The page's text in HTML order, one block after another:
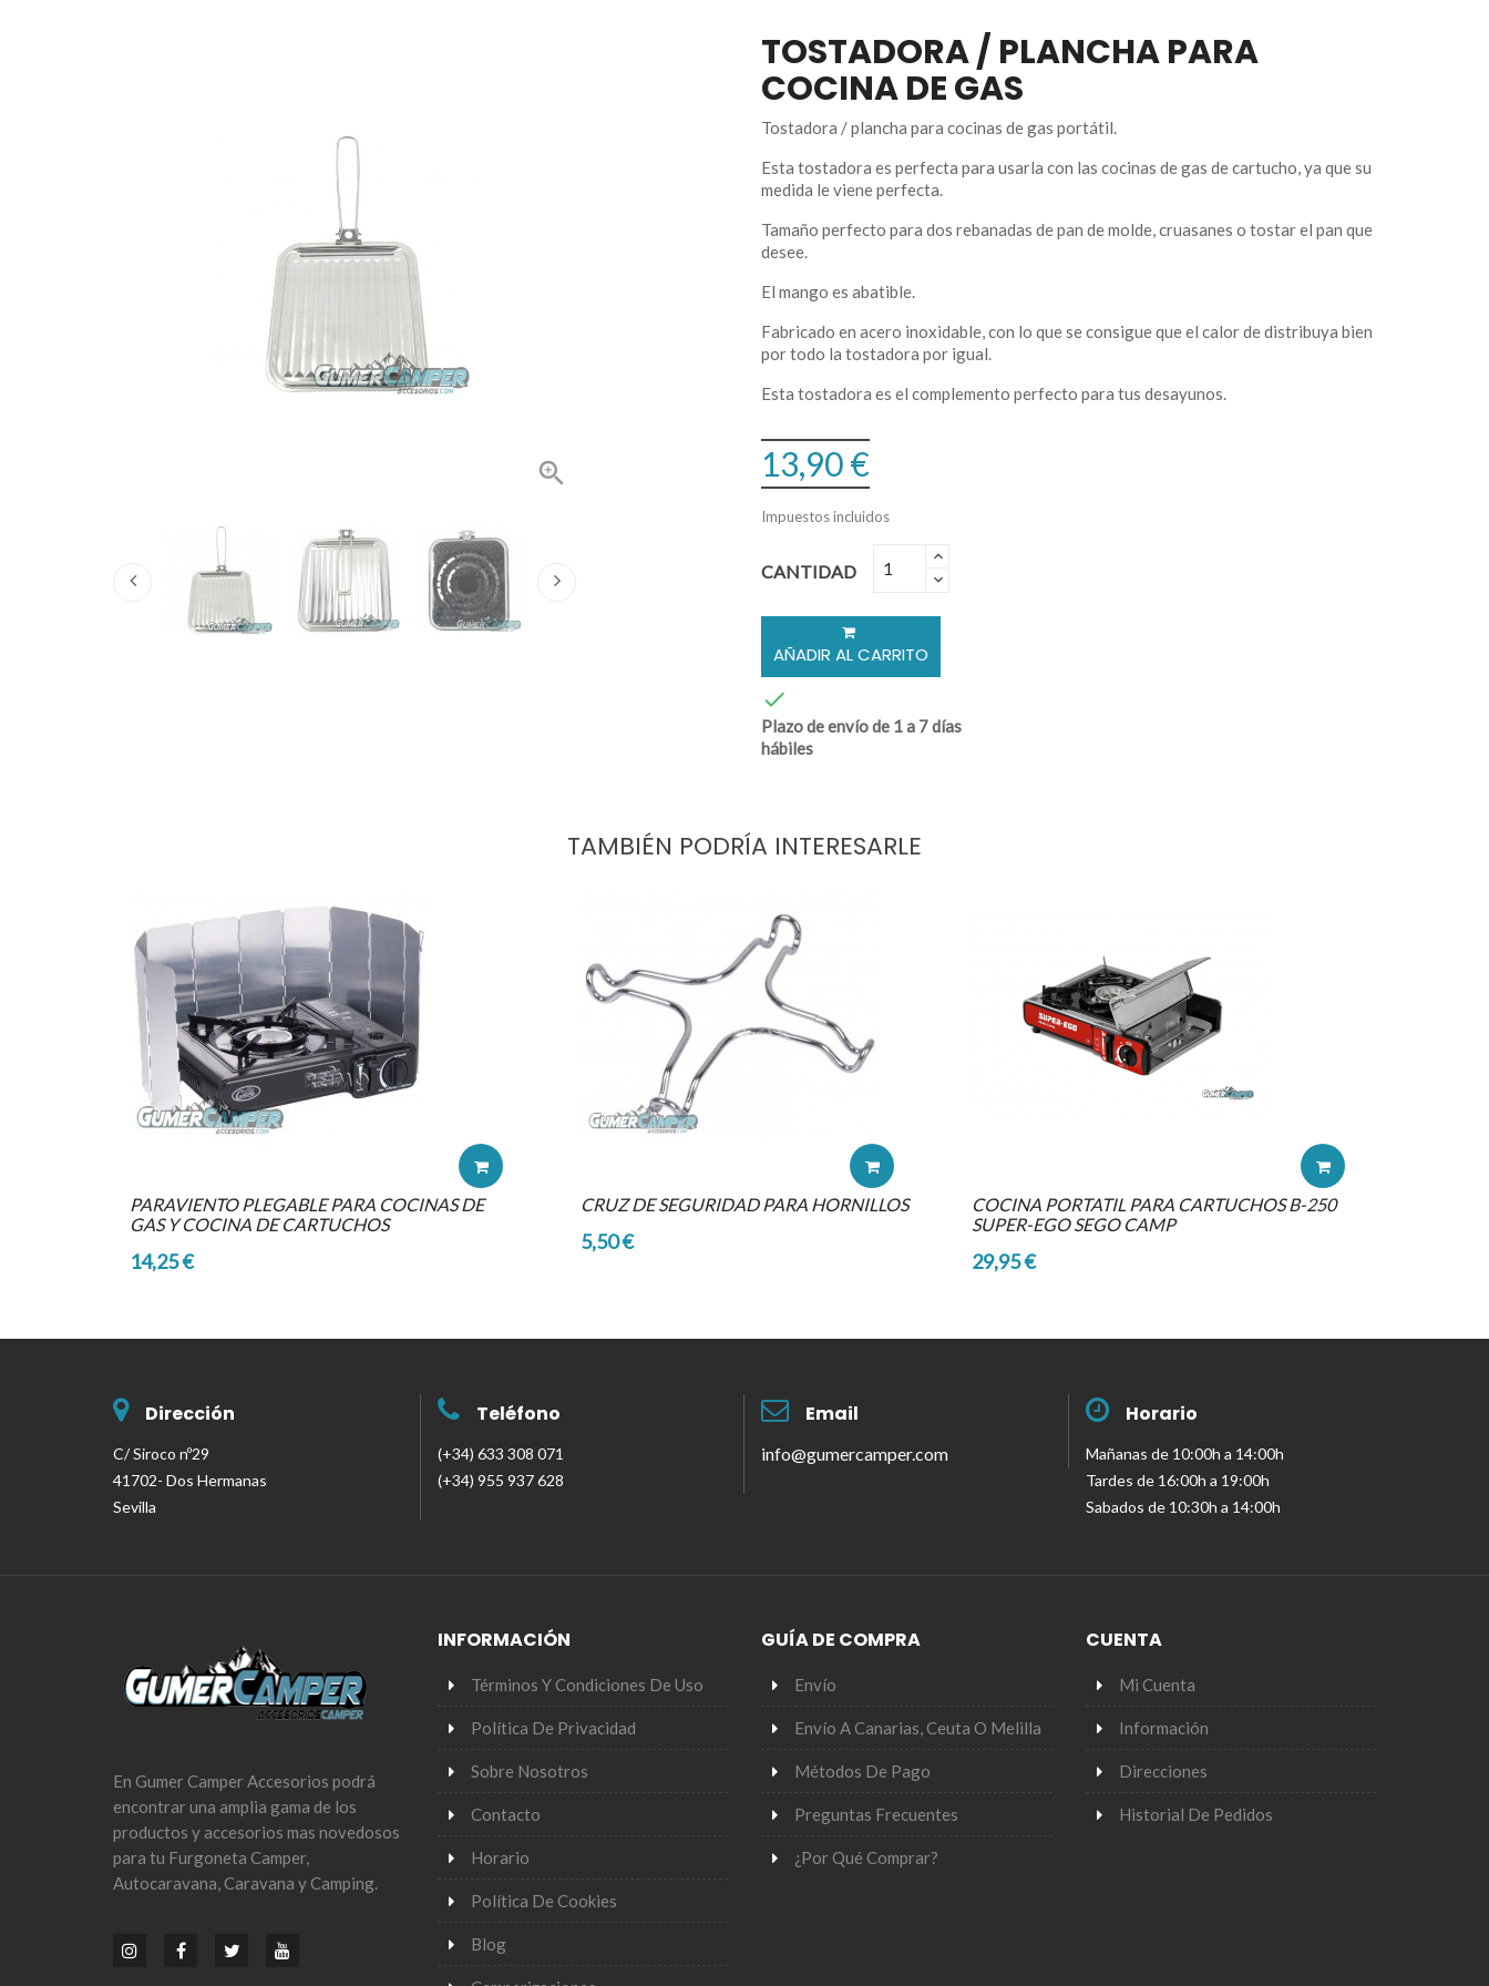

TOSTADORA / PLANCHA PARA
COCINA DE GAS
Tostadora / plancha para cocinas de gas portátil.
Esta tostadora es perfecta para usarla con las cocinas de gas de cartucho, ya que su
medida le viene perfecta.
Tamaño perfecto para dos rebanadas de pan de molde, cruasanes o tostar el pan que
desee.
El mango es abatible.
Fabricado en acero inoxidable, con lo que se consigue que el calor de distribuya bien
por todo la tostadora por igual.
Esta tostadora es el complemento perfecto para tus desayunos.
13,90 €
Impuestos incluidos
CANTIDAD
AÑADIR AL CARRITO

Plazo de envío de 1 a 7 días
hábiles
TAMBIÉN PODRÍA INTERESARLE
PARAVIENTO PLEGABLE PARA COCINAS DE
GAS Y COCINA DE CARTUCHOS
14,25 €
CRUZ DE SEGURIDAD PARA HORNILLOS
5,50 €
COCINA PORTATIL PARA CARTUCHOS B-250
SUPER-EGO SEGO CAMP
29,95 €
Dirección
C/ Siroco nº29
41702- Dos Hermanas
Sevilla
Teléfono
(+34) 633 308 071
(+34) 955 937 628
Email
info@gumercamper.com
Horario
Mañanas de 10:00h a 14:00h
Tardes de 16:00h a 19:00h
Sabados de 10:30h a 14:00h
En Gumer Camper Accesorios podrá
encontrar una amplia gama de los
productos y accesorios mas novedosos
para tu Furgoneta Camper,
Autocaravana, Caravana y Camping.
INFORMACIÓN
Términos Y Condiciones De Uso
Política De Privacidad
Sobre Nosotros
Contacto
Horario
Política De Cookies
Blog
GUÍA DE COMPRA
Envío
Envío A Canarias, Ceuta O Melilla
Métodos De Pago
Preguntas Frecuentes
¿Por Qué Comprar?
CUENTA
Mi Cuenta
Información
Direcciones
Historial De Pedidos